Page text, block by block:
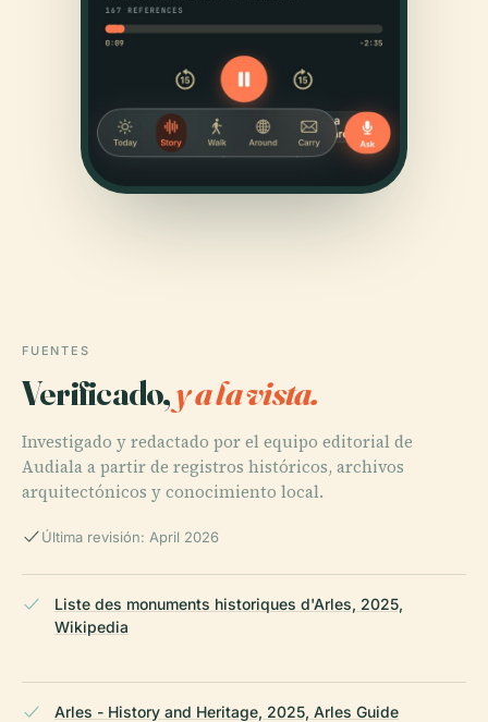
FUENTES
Verificado,y a la vista.
Investigado y redactado por el equipo editorial de
Audiala a partir de registros históricos, archivos
arquitectónicos y conocimiento local.
Última revisión: April 2026
Liste des monuments historiques d'Arles, 2025,
Wikipedia
Arles - History and Heritage, 2025, Arles Guide